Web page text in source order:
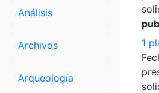
Análisis
Archivos
Arqueología
1